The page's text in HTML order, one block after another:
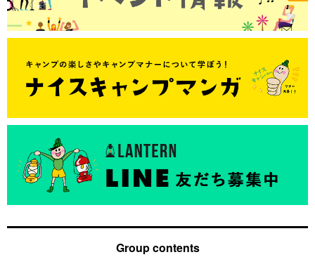
Group contents